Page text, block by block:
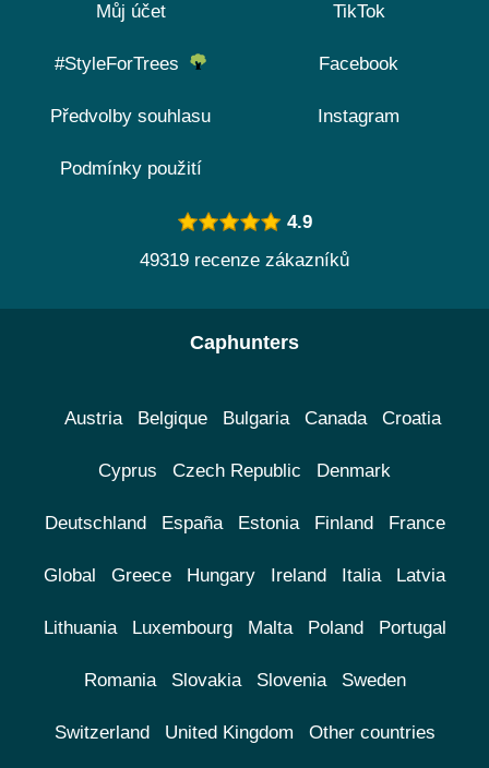
Můj účet
#StyleForTrees
Předvolby souhlasu
Podmínky použití
TikTok
Facebook
Instagram
4.9
49319 recenze zákazníků
Caphunters
Austria Belgique Bulgaria Canada Croatia
Cyprus Czech Republic Denmark
Deutschland España Estonia Finland France
Global Greece Hungary Ireland Italia Latvia
Lithuania Luxembourg Malta Poland Portugal
Romania Slovakia Slovenia Sweden
Switzerland United Kingdom Other countries